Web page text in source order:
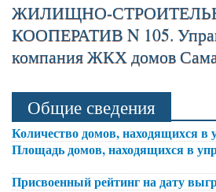
ЖИЛИЩНО-
КООПЕРАТИВ N 105.
компания ЖКХ домов
Общие сведения
Количество домов, находящихся в
Площадь домов, находящихся в
Присвоенный рейтинг на дату